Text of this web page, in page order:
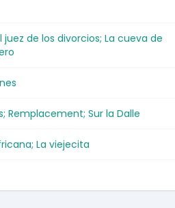
de los divorcios; La cueva de
Remplacement; Sur la Dalle
La viejecita